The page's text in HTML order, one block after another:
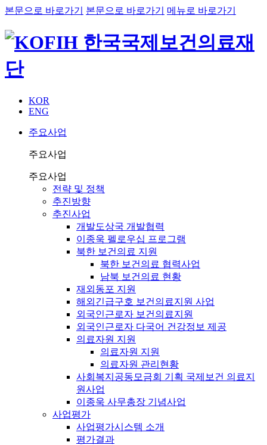
본문으로 바로가기 본문으로 바로가기 메뉴로 바로가기
KOR
ENG
주요사업
주요사업
주요사업
전략 및 정책
추진방향
추진사업
개발도상국 개발협력
이종욱 펠로우십 프로그램
북한 보건의료 지원
북한 보건의료 협력사업
남북 보건의료 현황
재외동포 지원
해외긴급구호 보건의료지원 사업
외국인근로자 보건의료지원
외국인근로자 다국어 건강정보 제공
의료자원 지원
의료자원 지원
의료자원 관리현황
사회복지공동모금회 기획 국제보건 의료지
원사업
이종욱 사무총장 기념사업
사업평가
사업평가시스템 소개
평가결과